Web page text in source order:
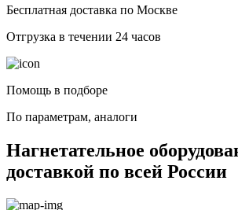
Бесплатная доставка по Москве
Отгрузка в течении 24 часов
Помощь в подборе
По параметрам, аналоги
Нагнетательное
доставкой по всей России